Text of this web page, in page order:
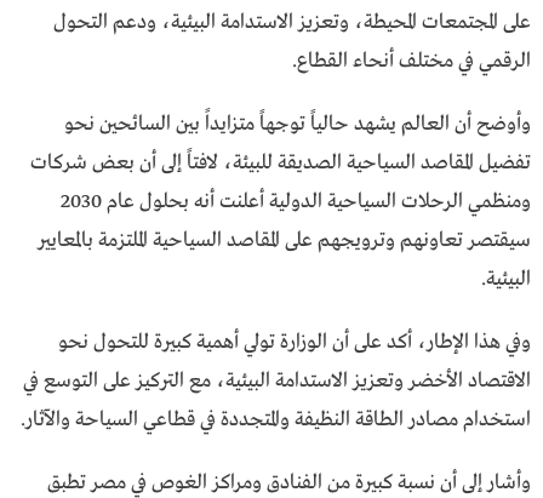
على المجتمعات المحيطة، وتعزيز الاستدامة البيئية، ودعم التحول
الرقمي في مختلف أنحاء القطاع.
وأوضح أن العالم يشهد حالياً توجهاً متزايداً بين السائحين نحو
تفضيل المقاصد السياحية الصديقة للبيئة، لافتاً إلى أن بعض شركات
ومنظمي الرحلات السياحية الدولية أعلنت أنه بحلول عام 2030
سيقتصر تعاونهم وترويجهم على المقاصد السياحية الملتزمة بالمعايير
البيئية.
وفي هذا الإطار، أكد على أن الوزارة تولي أهمية كبيرة للتحول نحو
الاقتصاد الأخضر وتعزيز الاستدامة البيئية، مع التركيز على التوسع في
استخدام مصادر الطاقة النظيفة والمتجددة في قطاعي السياحة والآثار.
وأشار إلى أن نسبة كبيرة من الفنادق ومراكز الغوص في مصر تطبق